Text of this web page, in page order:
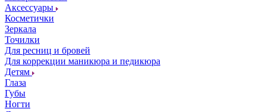
Аксессуары
Косметички
Зеркала
Точилки
Для ресниц и бровей
Для коррекции маникюра и педикюра
Детям
Глаза
Губы
Ногти